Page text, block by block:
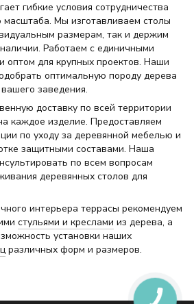
гибкие условия сотрудничества
масштаба. Мы изготавливаем столы
размерам, так и держим
Работаем с единичными
оптом для крупных проектов. Наши
оптимальную породу дерева
заведения.
доставку по всей территории
каждое изделие. Предоставляем
по уходу за деревянной мебелью и
защитными составами. Наша
по всем вопросам
деревянных столов для
интерьера террасы рекомендуем
стульями и креслами из дерева, а
установки наших
различных форм и размеров.